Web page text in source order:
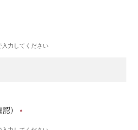
入力してください
）